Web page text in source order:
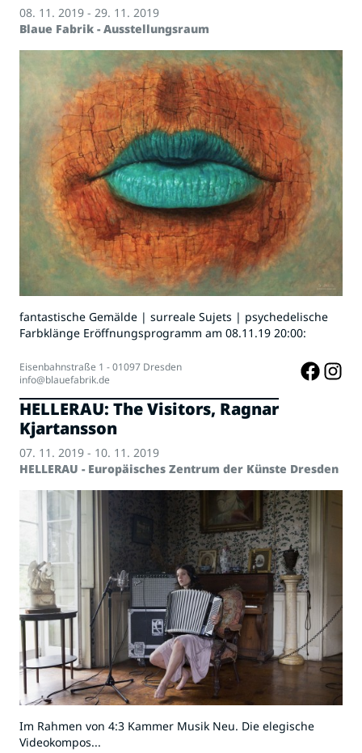
08. 11. 2019 - 29. 11. 2019
Blaue Fabrik - Ausstellungsraum
fantastische Gemälde | surreale Sujets | psychedelische
Farbklänge Eröffnungsprogramm am 08.11.19 20:00:
Eisenbahnstraße 1 - 01097 Dresden
info@blauefabrik.de
HELLERAU: The Visitors, Ragnar
Kjartansson
07. 11. 2019 - 10. 11. 2019
HELLERAU - Europäisches Zentrum der Künste Dresden
Im Rahmen von 4:3 Kammer Musik Neu. Die elegische
Videokompos...